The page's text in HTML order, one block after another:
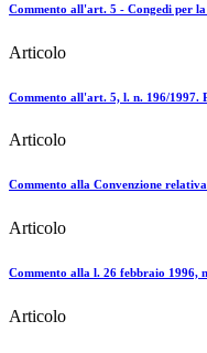
Commento all'art. 5 - Congedi per
Articolo
Commento all'art. 5, l. n. 196/1997.
Articolo
Commento alla Convenzione
Articolo
Commento alla l. 26 febbraio 1996,
Articolo